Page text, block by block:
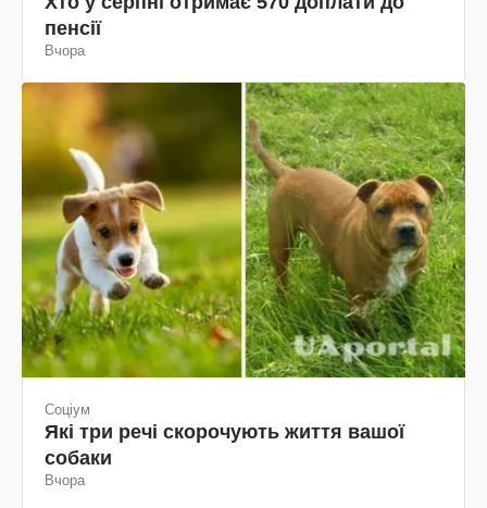
пенсії
Вчора
Соціум
Які три речі скорочують життя вашої
собаки
Вчора